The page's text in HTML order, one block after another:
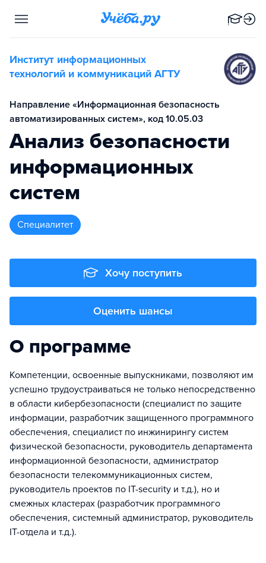
Институт информационных
технологий и коммуникаций АГТУ
Направление «Информационная безопасность
автоматизированных систем», код 10.05.03
Анализ безопасности
информационных
систем
специалитет
Хочу поступить
Оценить шансы
О программе
Компетенции, освоенные выпускниками, позволяют им
успешно трудоустраиваться не только непосредственно
в области кибербезопасности (специалист по защите
информации, разработчик защищенного программного
обеспечения, специалист по инжинирингу систем
физической безопасности, руководитель департамента
информационной безопасности, администратор
безопасности телекоммуникационных систем,
руководитель проектов по IT-security и т.д.), но и
смежных кластерах (разработчик программного
обеспечения, системный администратор, руководитель
IT-отдела и т.д.).